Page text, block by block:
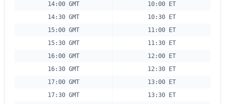
14:00 GMT
10:00 ET
14:30 GMT
10:30 ET
15:00 GMT
11:00 ET
15:30 GMT
11:30 ET
16:00 GMT
12:00 ET
16:30 GMT
12:30 ET
17:00 GMT
13:00 ET
17:30 GMT
13:30 ET